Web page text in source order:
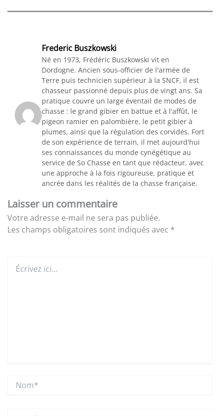
Frederic Buszkowski
Né en 1973, Frédéric Buszkowski vit en
Dordogne. Ancien sous-officier de l'armée de
Terre puis technicien supérieur à la SNCF, il est
chasseur passionné depuis plus de vingt ans. Sa
pratique couvre un large éventail de modes de
chasse : le grand gibier en battue et à l'affût, le
pigeon ramier en palombière, le petit gibier à
plumes, ainsi que la régulation des corvidés. Fort
de son expérience de terrain, il met aujourd'hui
ses connaissances du monde cynégétique au
service de So Chasse en tant que rédacteur, avec
une approche à la fois rigoureuse, pratique et
ancrée dans les réalités de la chasse française.
Laisser un commentaire
Votre adresse e-mail ne sera pas publiée.
Les champs obligatoires sont indiqués avec *
ici…